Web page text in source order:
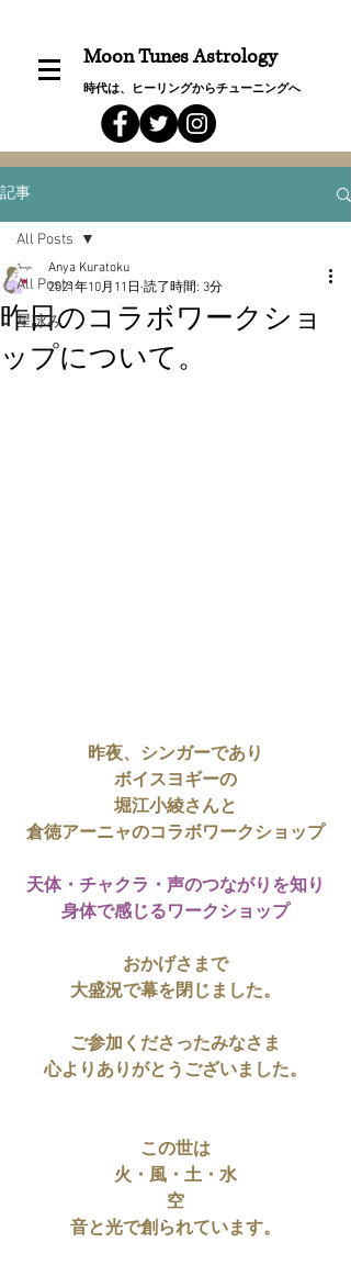
Moon Tunes Astrology
時代は、ヒーリングからチューニングへ
記事
All Posts
星詠み
All Posts
昨日のコラボワークショ
ップについて。
Anya Kuratoku
2021年10月11日 読了時間: 3分
昨夜、シンガーであり
ボイスヨギーの
堀江小綾さんと
倉徳アーニャのコラボワークショップ
天体・チャクラ・声のつながりを知り
身体で感じるワークショップ
おかげさまで
大盛況で幕を閉じました。
ご参加くださったみなさま
心よりありがとうございました。
この世は
火・風・土・水
空
音と光で創られています。